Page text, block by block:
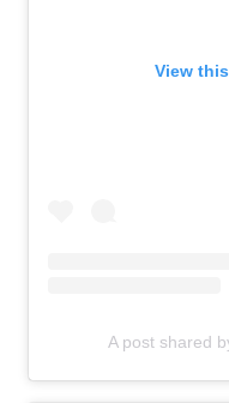
View
A post shared